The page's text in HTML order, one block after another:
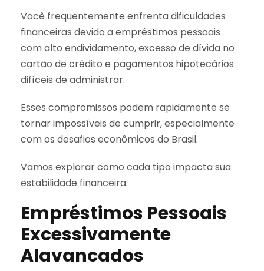
Você frequentemente enfrenta dificuldades
financeiras devido a empréstimos pessoais
com alto endividamento, excesso de dívida no
cartão de crédito e pagamentos hipotecários
difíceis de administrar.
Esses compromissos podem rapidamente se
tornar impossíveis de cumprir, especialmente
com os desafios econômicos do Brasil.
Vamos explorar como cada tipo impacta sua
estabilidade financeira.
Empréstimos Pessoais
Excessivamente
Alavancados